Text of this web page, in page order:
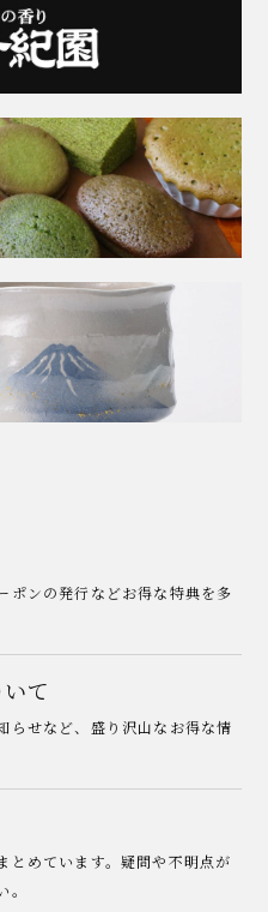
色鮮やかなトリュフ
の時点で香りと見た
に出して、いただく
、くちどけの滑らか
したので、さっそく
のをぐっと我慢しま
◎とのことで、今回
きました。
ュフに鼻を近づける
な香りに期待が膨
繊細なパウダーが舌
を追いかけます。
続けざまに驚きが
けて、堪能させてい
つ。
だのかな？と錯覚し
かせないチョコレ
てしまいますが、今
ポンの発行などお得な特典を多
て
らせなど、盛り沢山なお得な情
とめています。疑問や不明点が